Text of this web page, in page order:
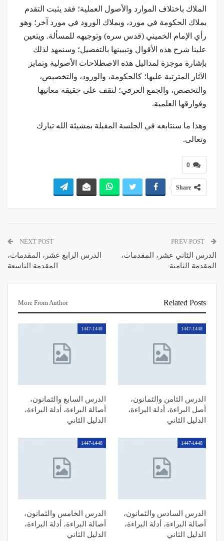
الملاك باختلاف الموارد والأصول العملية؛ فقد يثبت التقدم
بملاك الحكومة في مورد، وبملاك الورود في مورد آخر؛ وهو
رأي الإمام الخميني (قدس سره) وتوجيهه للمسألة. ويتعين
علينا شرح هذه الأقوال وتبيينها بالتفصيل؛ وسنمهد لذلك
بإشارة موجزة لمداليل هذه الاصطلاحات الأصولية وتمايز
الآثار المترتبة عليها؛ كالحكومة، والورود، والتخصيص،
والتخصص، والجمع العرفي؛ لنقف على حقيقة معانيها
وفوارقها العلمية.
وهذا ما سنتابعه في الجلسة المقبلة بمشيئة الله تبارك
وتعالى.
0
Share
الدرس الثاني عشر، المقدمات،
المقدمة الثامنة
NEXT POST
الدرس الرابع عشر، المقدمات،
المقدمة التاسعة
Related Posts
More From Author
1447-1448
الدرس الثامن والثمانون،
أصل البراءة، أدلة البراءة،
الدليل الثاني
1447-1448
الدرس السابع والثمانون،
أصالة البراءة، أدلة البراءة،
الدليل الثاني
1447-1448
الدرس السادس والثمانون،
أصالة البراءة، أدلة البراءة،
الدليل الثاني
1447-1448
الدرس الخامس والثمانون،
أصالة البراءة، أدلة البراءة،
الدليل الثاني